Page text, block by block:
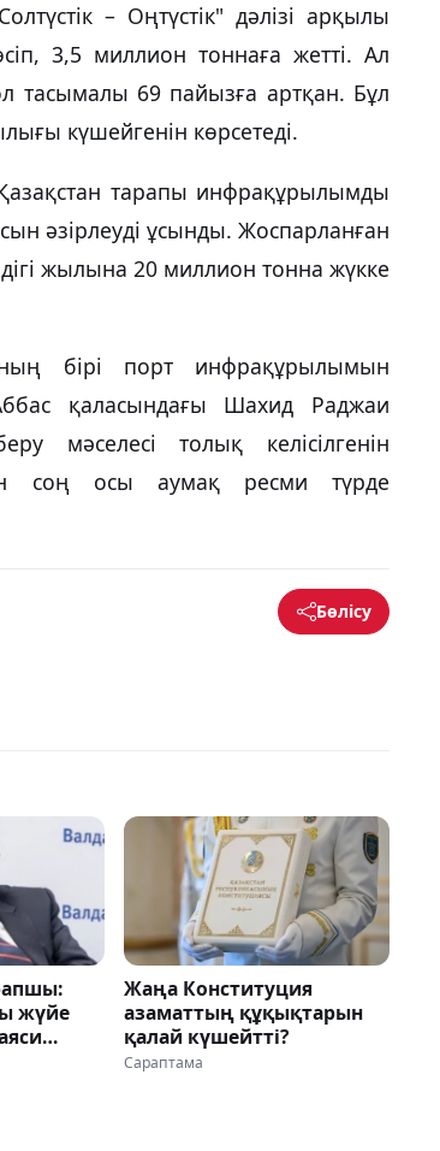
– Оңтүстік" дәлізі арқылы
3,5 миллион тоннаға жетті. Ал
тасымалы 69 пайызға артқан. Бұл
күшейгенін көрсетеді.
тарапы инфрақұрылымды
әзірлеуді ұсынды. Жоспарланған
жылына 20 миллион тонна жүкке
бірі порт инфрақұрылымын
қаласындағы Шахид Раджаи
мәселесі толық келісілгенін
соң осы аумақ ресми түрде
Бөлісу
жүйе
Жаңа Конституция
азаматтың құқықтарын
қалай күшейтті?
Сараптама